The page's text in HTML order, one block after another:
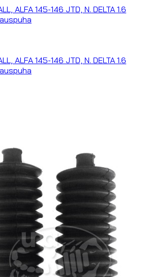
ALFA 145-146 JTD, N. DELTA 1.6
ALFA 145-146 JTD, N. DELTA 1.6